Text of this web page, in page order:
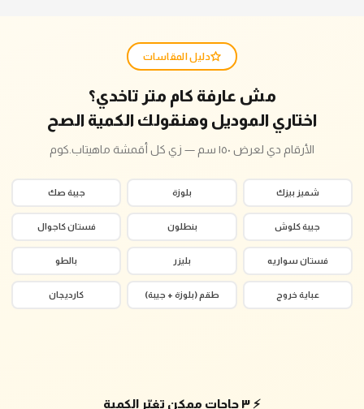
دليل المقاسات
مش عارفة كام متر تاخدي؟
اختاري الموديل وهنقولك الكمية الصح
الأرقام دي لعرض ١٥٠ سم — زي كل أقمشة ماهيتاب.كوم
شميز بيزك بلوزة جيبة صك
جيبة كلوش بنطلون فستان كاجوال
فستان سواريه بليزر بالطو
عباية خروج طقم (بلوزة + جيبة) كارديجان
⚡ ٣ حاجات ممكن تغيّر الكمية